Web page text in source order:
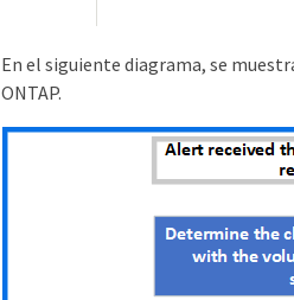
En el siguiente diagrama, se
ONTAP.